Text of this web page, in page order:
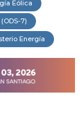
Eólica
7)
Energía